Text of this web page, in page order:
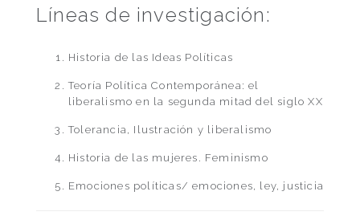
Líneas de investigación:
Historia de las Ideas Políticas
Teoría Política Contemporánea: el
liberalismo en la segunda mitad del siglo XX
Tolerancia, Ilustración y liberalismo
Historia de las mujeres. Feminismo
Emociones políticas/ emociones, ley, justicia